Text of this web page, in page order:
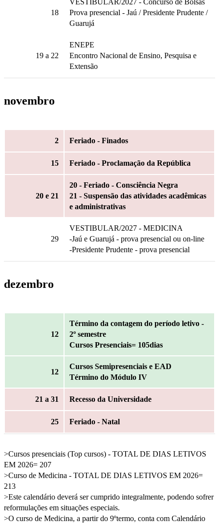
18
VESTIBULAR/2027 - Concurso de Bolsas
Prova presencial - Jaú / Presidente Prudente /
Guarujá
19 a 22
ENEPE
Encontro Nacional de Ensino, Pesquisa e
Extensão
novembro
2 Feriado - Finados
15 Feriado - Proclamação da República
20 e 21
20 - Feriado - Consciência Negra
21 - Suspensão das atividades acadêmicas
e administrativas
29
VESTIBULAR/2027 - MEDICINA
-Jaú e Guarujá - prova presencial ou on-line
-Presidente Prudente - prova presencial
dezembro
12
Término da contagem do período letivo -
2º semestre
Cursos Presenciais= 105dias
12
Cursos Semipresenciais e EAD
Término do Módulo IV
21 a 31 Recesso da Universidade
25 Feriado - Natal
>Cursos presenciais (Top cursos) - TOTAL DE DIAS LETIVOS
EM 2026= 207
>Curso de Medicina - TOTAL DE DIAS LETIVOS EM 2026=
213
>Este calendário deverá ser cumprido integralmente, podendo sofrer
reformulações em situações especiais.
>O curso de Medicina, a partir do 9ºtermo, conta com Calendário